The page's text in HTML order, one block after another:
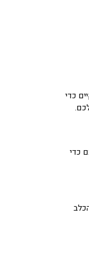
ונקיים כדי
כדי